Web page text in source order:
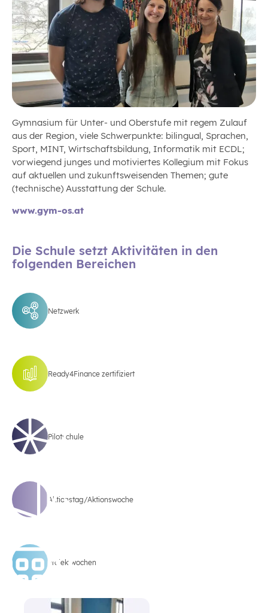
Gymnasium für Unter- und Oberstufe mit regem Zulauf
aus der Region, viele Schwerpunkte: bilingual, Sprachen,
Sport, MINT, Wirtschaftsbildung, Informatik mit ECDL;
vorwiegend junges und motiviertes Kollegium mit Fokus
auf aktuellen und zukunftsweisenden Themen; gute
(technische) Ausstattung der Schule.
www.gym-os.at
Die Schule setzt Aktivitäten in den
folgenden Bereichen
Netzwerk
Ready4Finance zertifiziert
Pilotschule
Aktionstag/Aktionswoche
Projektwochen